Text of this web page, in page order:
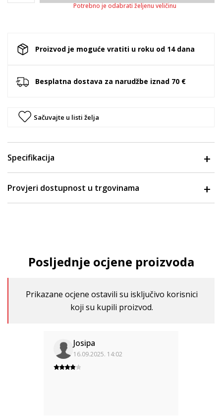
Potrebno je odabrati željenu veličinu
Proizvod je moguće vratiti u roku od 14 dana
Besplatna dostava za narudžbe iznad 70 €
Sačuvajte u listi želja
Specifikacija
Provjeri dostupnost u trgovinama
Posljednje ocjene proizvoda
Prikazane ocjene ostavili su isključivo korisnici
koji su kupili proizvod.
Josipa
16.09.2025. 14:02